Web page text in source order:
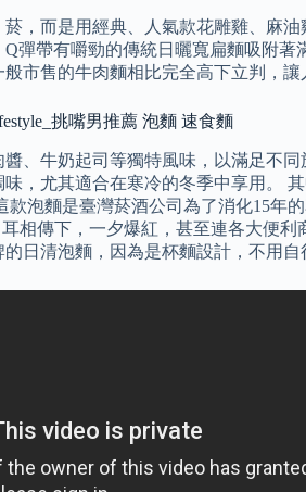
，而是用經典、人氣款花雕雞、麻
彈帶有嚼勁的傳統日曬寬扁麵吸附
市售的牛肉麵相比完全高下立判，
挑嘴男推薦 泡麵 速食麵
、牛奶起司等獨特風味，以滿足不
，尤其適合在寒冷的冬季中享用。
泡麵是臺灣菸酒公司為了消化15年
相傳下，一夕爆紅，甚至連各大便
日清泡麵，因為是杯麵設計，不用